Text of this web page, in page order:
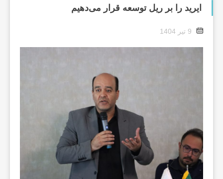
ایرید را بر ریل توسعه قرار می‌دهیم
9 تیر 1404